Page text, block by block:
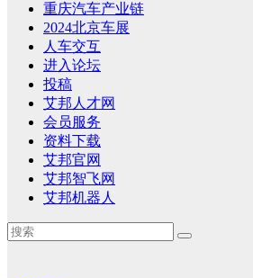
重庆汽车产业链
2024北京车展
人车交互
进入论坛
投稿
艾邦人才网
会员服务
资料下载
艾邦官网
艾邦智飞网
艾邦机器人